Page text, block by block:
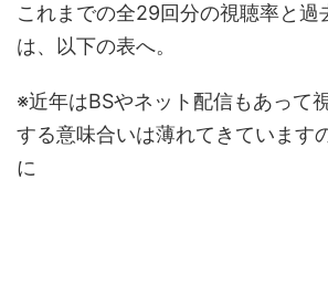
これまでの全29回分の視聴率と過
は、以下の表へ。
※近年はBSやネット配信もあって
する意味合いは薄れてきています
に